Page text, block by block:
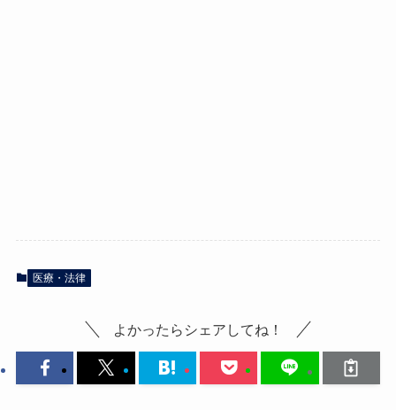
医療・法律
よかったらシェアしてね！